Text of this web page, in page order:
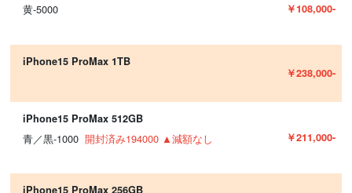
黄-5000 ￥108,000-
iPhone15 ProMax 1TB
￥238,000-
iPhone15 ProMax 512GB
青／黒-1000 開封済み194000 ▲減額なし ￥211,000-
iPhone15 ProMax 256GB